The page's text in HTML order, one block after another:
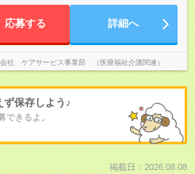
応募する 詳細へ
社 ケアサービス事業部 （医療福祉介護関連）
ず保存しよう♪
できるよ。
掲載日：2026.08.08